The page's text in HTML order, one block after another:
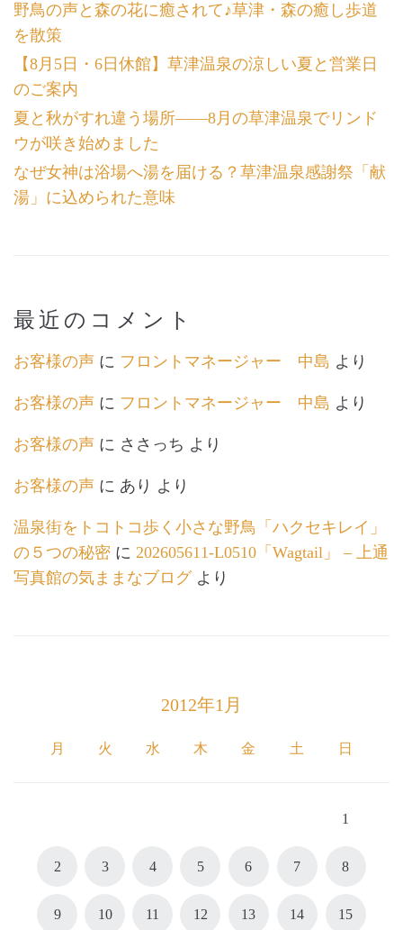
野鳥の声と森の花に癒されて♪草津・森の癒し歩道
を散策
【8月5日・6日休館】草津温泉の涼しい夏と営業日
のご案内
夏と秋がすれ違う場所――8月の草津温泉でリンド
ウが咲き始めました
なぜ女神は浴場へ湯を届ける？草津温泉感謝祭「献
湯」に込められた意味
最近のコメント
お客様の声 に フロントマネージャー 中島 より
お客様の声 に フロントマネージャー 中島 より
お客様の声 に ささっち より
お客様の声 に あり より
温泉街をトコトコ歩く小さな野鳥「ハクセキレイ」
の５つの秘密 に 202605611-L0510「Wagtail」 – 上通
写真館の気ままなブログより
2012年1月
月 火 水 木 金 土 日
1
2 3 4 5 6 7 8
9 10 11 12 13 14 15